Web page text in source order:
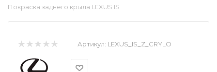
Покраска заднего крыла LEXUS IS
Артикул: LEXUS_IS_Z_CRYLO